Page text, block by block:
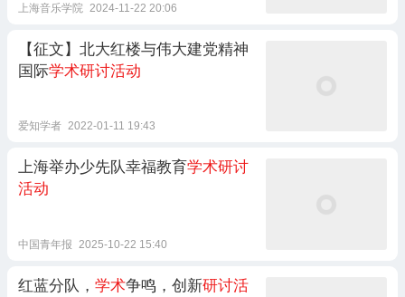
上海音乐学院 2024-11-22 20:06
【征文】北大红楼与伟大建党精神
国际学术研讨活动
爱知学者 2022-01-11 19:43
上海举办少先队幸福教育学术研讨
活动
中国青年报 2025-10-22 15:40
红蓝分队， 学术争鸣，创新研讨活